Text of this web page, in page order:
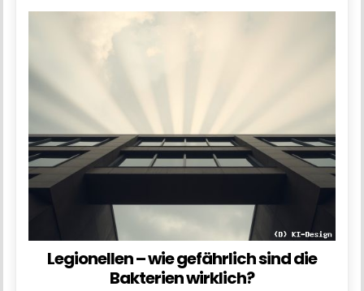
Legionellen – wie gefährlich sind die
Bakterien wirklich?